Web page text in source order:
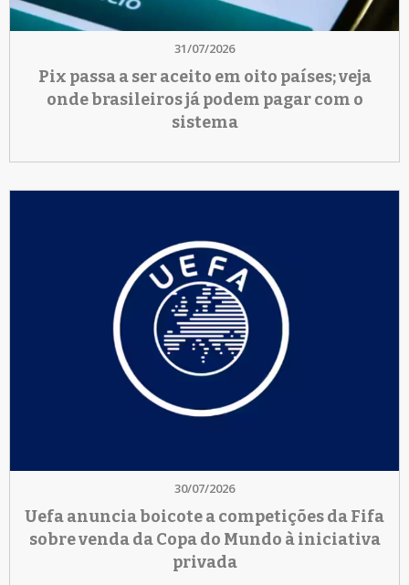
31/07/2026
Pix passa a ser aceito em oito países; veja
onde brasileiros já podem pagar com o
sistema
30/07/2026
Uefa anuncia boicote a competições da Fifa
sobre venda da Copa do Mundo à iniciativa
privada